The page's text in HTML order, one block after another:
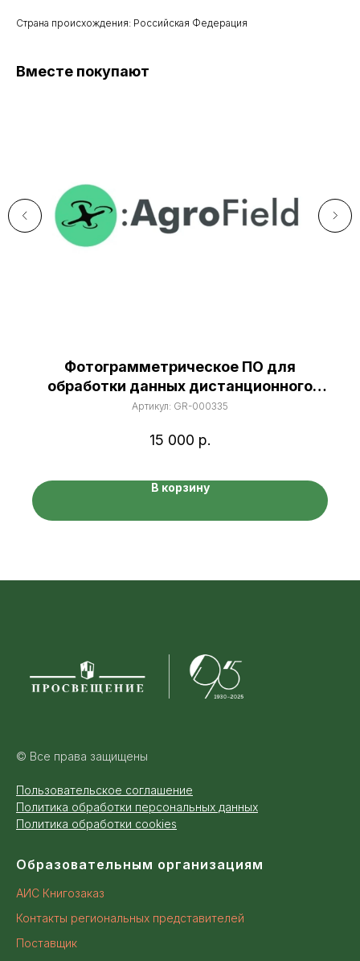
Страна происхождения: Российская Федерация
Вместе покупают
Фотограмметрическое ПО для
обработки данных дистанционного
зондирования Земли
Артикул: GR-000335
15 000 р.
В корзину
© Все права защищены
Пользовательское соглашение
Политика обработки персональных данных
Политика обработки cookies
Образовательным организациям
АИС Книгозаказ
Контакты региональных представителей
Поставщик